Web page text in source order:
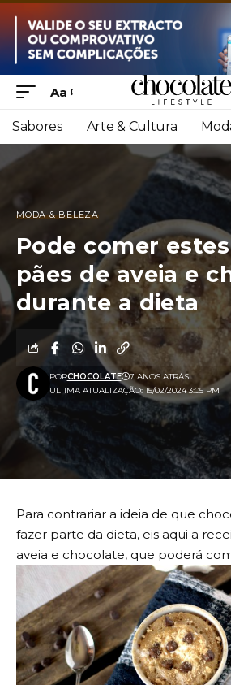
Aa
Sabores Arte & Cultura
MODA & BELEZA
Pode comer
pães de aveia e
durante a dieta
ULTIMA ATUALIZAÇÃO: 15/02/2024 3:05 PM
PORCHOCOLATE 7 ANOS ATRÁS
Para contrariar a ideia de que
fazer parte da dieta, eis aqui a
aveia e chocolate, que poderá